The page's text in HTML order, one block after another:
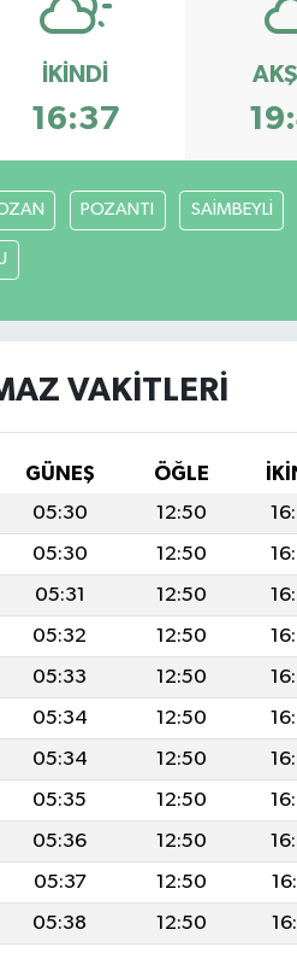
İKINDI
16:37
POZANTI SAİMBEYLİ
VAKITLERI
GÜNEŞ ÖĞLE
05:30 12:50
05:30 12:50
05:31 12:50
05:32 12:50
05:33 12:50
05:34 12:50
05:34 12:50
05:35 12:50
05:36 12:50
05:37 12:50
05:38 12:50